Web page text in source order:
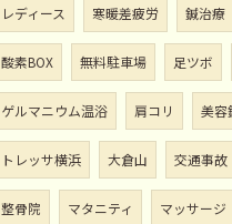
レディース 寒暖差疲労 鍼治療
酸素BOX 無料駐車場 足ツボ
ゲルマニウム温浴 肩コリ 美容
トレッサ横浜 大倉山 交通事故
整骨院 マタニティ マッサージ